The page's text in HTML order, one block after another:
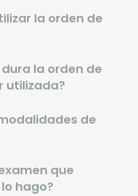
la orden de
la orden de
utilizada?
de
que
hago?